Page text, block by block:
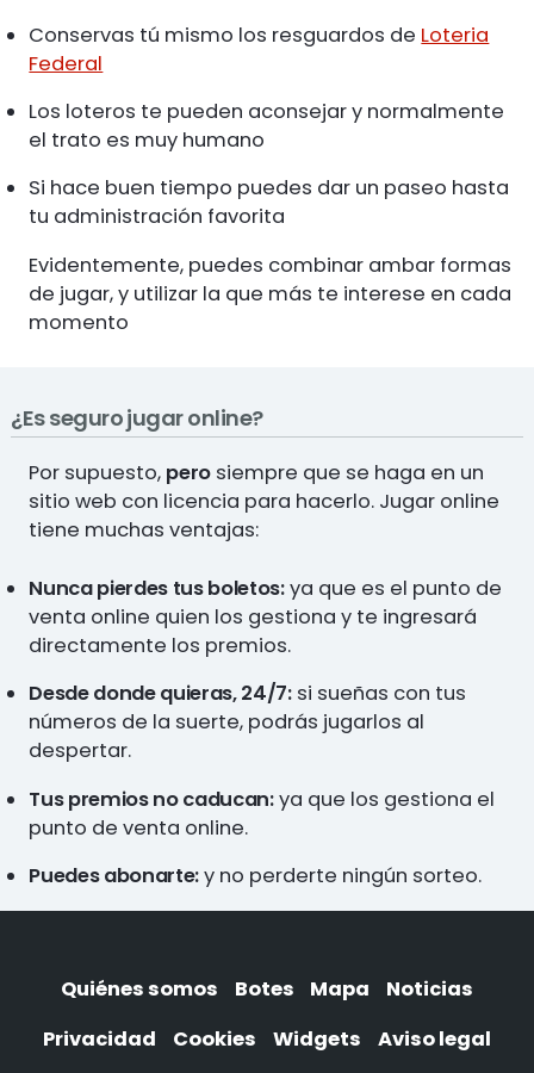
Conservas tú mismo los resguardos de Loteria
Federal
Los loteros te pueden aconsejar y normalmente
el trato es muy humano
Si hace buen tiempo puedes dar un paseo hasta
tu administración favorita
Evidentemente, puedes combinar ambar formas
de jugar, y utilizar la que más te interese en cada
momento
¿Es seguro jugar online?
Por supuesto, pero siempre que se haga en un
sitio web con licencia para hacerlo. Jugar online
tiene muchas ventajas:
Nunca pierdes tus boletos:ya que es el punto de
venta online quien los gestiona y te ingresará
directamente los premios.
Desde donde quieras, 24/7:si sueñas con tus
números de la suerte, podrás jugarlos al
despertar.
Tus premios no caducan:ya que los gestiona el
punto de venta online.
Puedes abonarte:y no perderte ningún sorteo.
Quiénes somos Botes Mapa
Noticias
Privacidad
Cookies Widgets
Aviso legal